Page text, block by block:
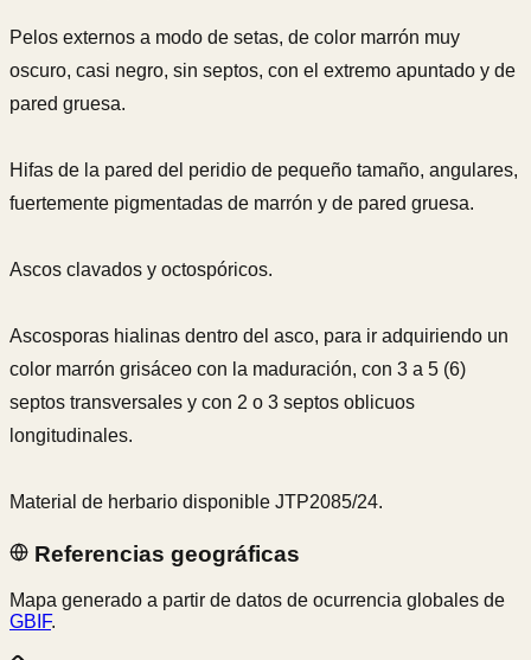
Pelos externos a modo de setas, de color marrón muy
oscuro, casi negro, sin septos, con el extremo apuntado y de
pared gruesa.
Hifas de la pared del peridio de pequeño tamaño, angulares,
fuertemente pigmentadas de marrón y de pared gruesa.
Ascos clavados y octospóricos.
Ascosporas hialinas dentro del asco, para ir adquiriendo un
color marrón grisáceo con la maduración, con 3 a 5 (6)
septos transversales y con 2 o 3 septos oblicuos
longitudinales.
Material de herbario disponible JTP2085/24.
Referencias geográficas
Mapa generado a partir de datos de ocurrencia globales de
GBIF.